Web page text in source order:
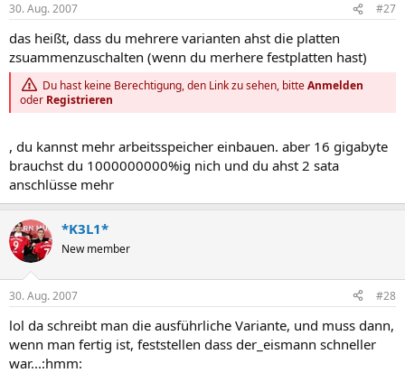
30. Aug. 2007 #27
das heißt, dass du mehrere varianten ahst die platten
zsuammenzuschalten (wenn du merhere festplatten hast)
Du hast keine Berechtigung, den Link zu sehen, bitteAnmelden
oder Registrieren
, du kannst mehr arbeitsspeicher einbauen. aber 16 gigabyte
brauchst du 1000000000%ig nich und du ahst 2 sata
anschlüsse mehr
*K3L1*
New member
30. Aug. 2007 #28
lol da schreibt man die ausführliche Variante, und muss dann,
wenn man fertig ist, feststellen dass der_eismann schneller
war...:hmm: